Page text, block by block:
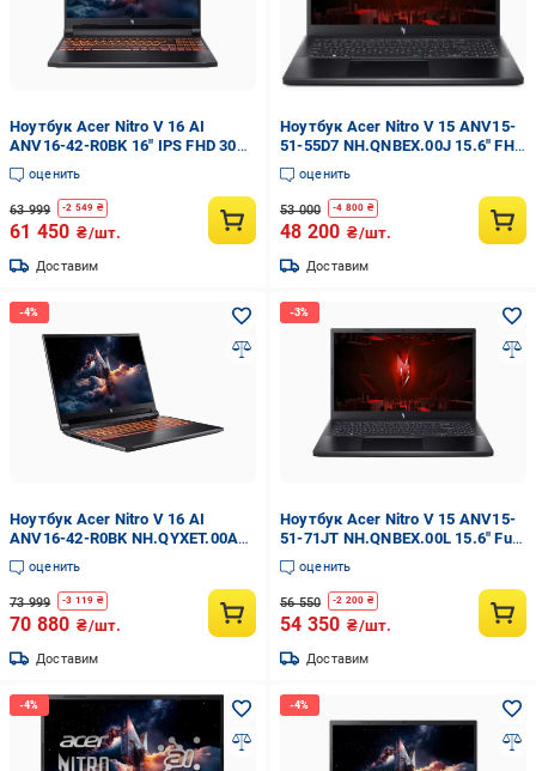
Ноутбук Acer Nitro V 16 AI
ANV16-42-R0BK 16" IPS FHD 300
Гц/AMD Ryzen 7 260 до 5.1
ГГц/16 ГБ
оценить
63 999 -2 549 ₴
61 450 ₴/шт.
Доставим
Ноутбук Acer Nitro V 15 ANV15-
51-55D7 NH.QNBEX.00J 15.6" FHD
IPS 165 Гц/Intel Core i5-13420H
до 4.6 ГГц/RAM 16 ГБ/SSD 512 ГБ
оценить
53 000 -4 800 ₴
48 200 ₴/шт.
Доставим
Ноутбук Acer Nitro V 16 AI
ANV16-42-R0BK NH.QYXET.00A
16" IPS FHD 300 Гц/AMD Ryzen 7
260 до 5.1 ГГц/32 ГБ DDR5/SSD 1
ТБ/ Ноутбук Acer Nitro V 16 AI
оценить
73 999 -3 119 ₴
70 880 ₴/шт.
Доставим
Ноутбук Acer Nitro V 15 ANV15-
51-71JT NH.QNBEX.00L 15.6" Full
HD IPS 165 Гц/Intel Core i7-
13620H до 4.9 ГГц/RAM 16
ГБ/SSD 512 ГБ
оценить
56 550 -2 200 ₴
54 350 ₴/шт.
Доставим